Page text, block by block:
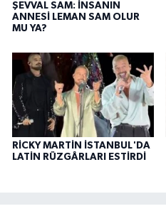
ŞEVVAL SAM: İNSANIN
ANNESİ LEMAN SAM OLUR
MU YA?
RİCKY MARTİN İSTANBUL'DA
LATİN RÜZGÂRLARI ESTİRDİ